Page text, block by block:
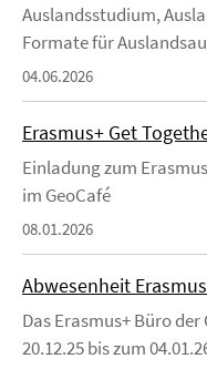
Auslandsstudium,
Formate für
04.06.2026
Erasmus+ Get
Einladung zum
im GeoCafé
08.01.2026
Abwesenheit
Das Erasmus+ Büro
20.12.25 bis zum